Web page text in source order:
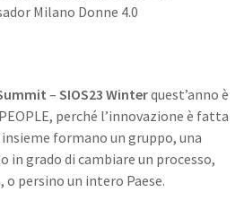
Milano Donne 4.0
– SIOS23 Winterquest’anno è
perché l’innovazione è fatta
formano un gruppo, una
in grado di cambiare un processo,
o persino un intero Paese.